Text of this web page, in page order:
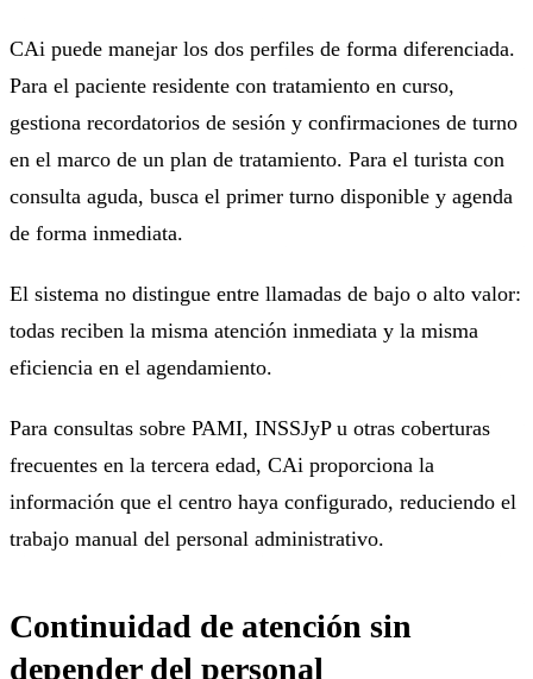
CAi puede manejar los dos perfiles de forma diferenciada.
Para el paciente residente con tratamiento en curso,
gestiona recordatorios de sesión y confirmaciones de turno
en el marco de un plan de tratamiento. Para el turista con
consulta aguda, busca el primer turno disponible y agenda
de forma inmediata.
El sistema no distingue entre llamadas de bajo o alto valor:
todas reciben la misma atención inmediata y la misma
eficiencia en el agendamiento.
Para consultas sobre PAMI, INSSJyP u otras coberturas
frecuentes en la tercera edad, CAi proporciona la
información que el centro haya configurado, reduciendo el
trabajo manual del personal administrativo.
Continuidad de atención sin
depender del personal